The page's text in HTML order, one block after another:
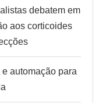
debatem em
aos corticoides
automação para